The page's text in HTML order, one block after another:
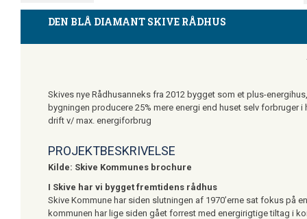
Leveret af Skive Kommune
DEN BLÅ DIAMANT SKIVE RÅDHUS
Skives nye Rådhusanneks fra 2012 bygget som et plus-
bygningen producere 25% mere energi end huset selv forbruger i
drift v/ max. energiforbrug
PROJEKTBESKRIVELSE
Kilde: Skive Kommunes brochure
I Skive har vi bygget fremtidens rådhus
Skive Kommune har siden slutningen af 1970’erne sat fokus på
kommunen har lige siden gået forrest med energirigtige tiltag i